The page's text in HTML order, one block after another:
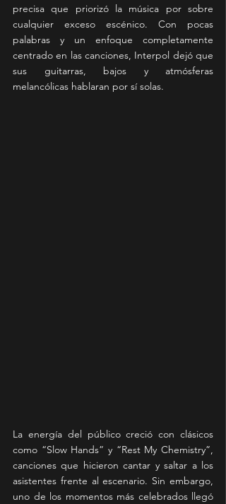
precisa que priorizó la música por sobre
cualquier exceso escénico. Con pocas
palabras y un enfoque completamente
centrado en las canciones, Interpol dejó que
sus guitarras, bajos y atmósferas
melancólicas hablaran por sí solas.
La energía del público creció con clásicos
como “Slow Hands” y “Rest My Chemistry”,
canciones que hicieron cantar y saltar a los
asistentes frente al escenario. Sin embargo,
uno de los momentos más celebrados llegó